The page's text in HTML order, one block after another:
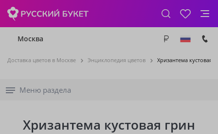
Москва
Доставка цветов в Москве Энциклопедия цветов Хризантема кустовая
Меню раздела
Хризантема кустовая грин